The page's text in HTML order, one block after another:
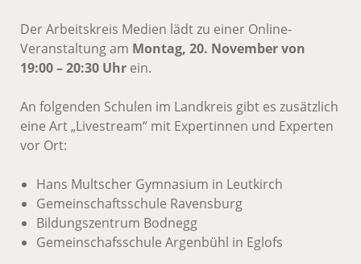
Der Arbeitskreis Medien lädt zu einer Online-
Veranstaltung am Montag, 20. November von
19:00 – 20:30 Uhr ein.
An folgenden Schulen im Landkreis gibt es zusätzlich
eine Art „Livestream“ mit Expertinnen und Experten
vor Ort:
Hans Multscher Gymnasium in Leutkirch
Gemeinschaftsschule Ravensburg
Bildungszentrum Bodnegg
Gemeinschafsschule Argenbühl in Eglofs